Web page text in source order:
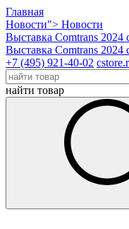
Главная
Новости"> Новости
Выставка Comtrans 2024
Выставка Comtrans 2024
+7 (495) 921-40-02
найти товар